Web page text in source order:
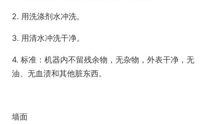
2. 用洗涤剂水冲洗。
3. 用清水冲洗干净。
4. 标准：机器内不留残余物，无杂物，外表干净，无
油、无血渍和其他脏东西。
墙面